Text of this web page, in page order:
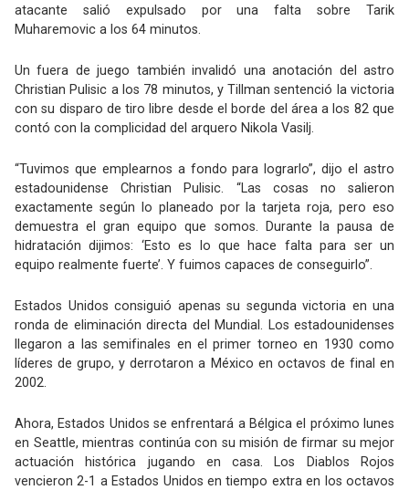
atacante salió expulsado por una falta sobre Tarik
Muharemovic a los 64 minutos.
Un fuera de juego también invalidó una anotación del astro
Christian Pulisic a los 78 minutos, y Tillman sentenció la victoria
con su disparo de tiro libre desde el borde del área a los 82 que
contó con la complicidad del arquero Nikola Vasilj.
“Tuvimos que emplearnos a fondo para lograrlo”, dijo el astro
estadounidense Christian Pulisic. “Las cosas no salieron
exactamente según lo planeado por la tarjeta roja, pero eso
demuestra el gran equipo que somos. Durante la pausa de
hidratación dijimos: ‘Esto es lo que hace falta para ser un
equipo realmente fuerte’. Y fuimos capaces de conseguirlo”.
Estados Unidos consiguió apenas su segunda victoria en una
ronda de eliminación directa del Mundial. Los estadounidenses
llegaron a las semifinales en el primer torneo en 1930 como
líderes de grupo, y derrotaron a México en octavos de final en
2002.
Ahora, Estados Unidos se enfrentará a Bélgica el próximo lunes
en Seattle, mientras continúa con su misión de firmar su mejor
actuación histórica jugando en casa. Los Diablos Rojos
vencieron 2-1 a Estados Unidos en tiempo extra en los octavos